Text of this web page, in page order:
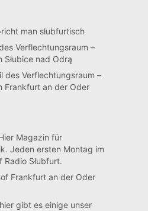
man słubfurtisch
Verflechtungsraum –
Słubice nad Odrą
des Verflechtungsraum –
Frankfurt an der Oder
Magazin für
Jeden ersten Montag im
Słubfurt.
Frankfurt an der Oder
hier gibt es einige unser